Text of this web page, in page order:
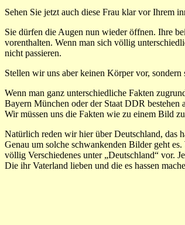
Sehen Sie jetzt auch diese Frau klar vor Ihrem
Sie dürfen die Augen nun wieder öffnen. Ihre
vorenthalten. Wenn man sich völlig
nicht passieren.
Stellen wir uns aber keinen Körper vor,
Wenn man ganz unterschiedliche Fakten
Bayern München oder der Staat DDR bestehen
Wir müssen uns die Fakten wie zu einem Bild
Natürlich reden wir hier über Deutschland, das
Genau um solche schwankenden Bilder geht
völlig Verschiedenes unter „Deutschland“ vor.
Die ihr Vaterland lieben und die es hassen